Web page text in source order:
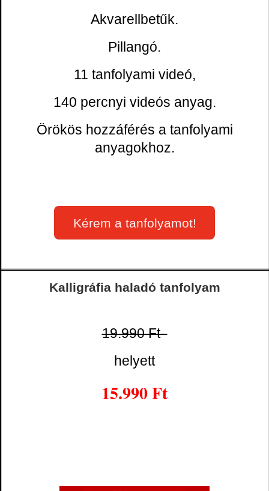
Akvarellbetűk.
Pillangó.
11 tanfolyami videó,
140 percnyi videós anyag.
Örökös hozzáférés a tanfolyami
anyagokhoz.
Kérem a tanfolyamot!
Kalligráfia haladó tanfolyam
19.990 Ft
helyett
15.990 Ft